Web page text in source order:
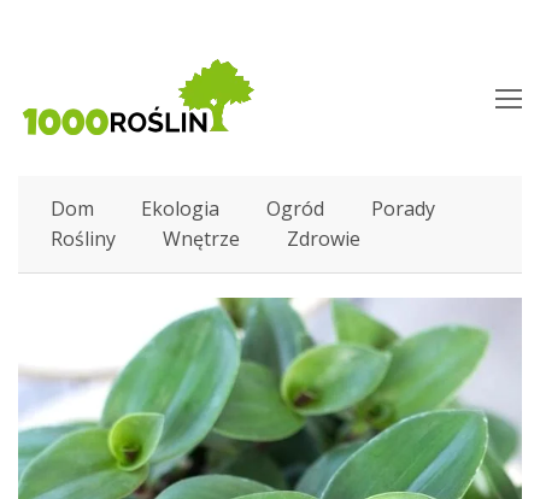
Dom Ekologia Ogród
Porady
Rośliny
Wnętrze Zdrowie